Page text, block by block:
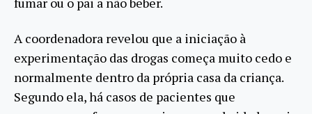
A coordenadora revelou que a iniciação à
experimentação das drogas começa muito cedo e
normalmente dentro da própria casa da criança.
Segundo ela, há casos de pacientes que